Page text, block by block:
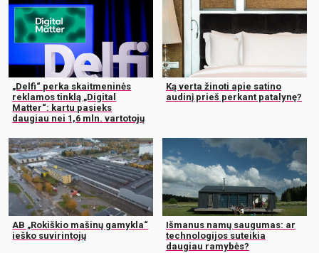
„Delfi“ perka skaitmeninės
reklamos tinklą „Digital
Matter“: kartu pasieks
daugiau nei 1,6 mln. vartotojų
Ką verta žinoti apie satino
audinį prieš perkant patalynę?
AB „Rokiškio mašinų gamykla“
ieško suvirintojų
Išmanus namų saugumas: ar
technologijos suteikia
daugiau ramybės?